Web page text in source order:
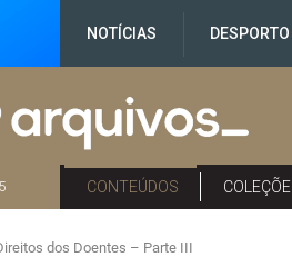
NOTÍCIAS DESPORTO
CONTEÚDOS
dos Doentes – Parte III